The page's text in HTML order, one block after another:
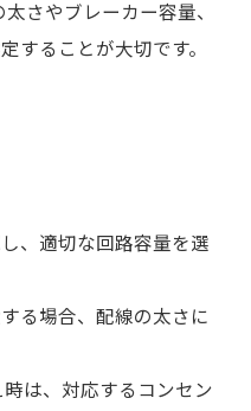
さやブレーカー容量、
することが大切です。
、適切な回路容量を選
る場合、配線の太さに
は、対応するコンセン